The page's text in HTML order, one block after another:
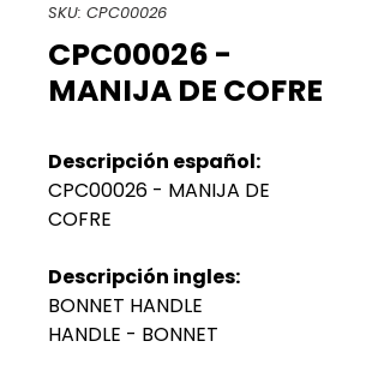
SKU: CPC00026
CPC00026 -
MANIJA DE COFRE
Descripción español:
CPC00026 - MANIJA DE
COFRE
Descripción ingles:
BONNET HANDLE
HANDLE - BONNET